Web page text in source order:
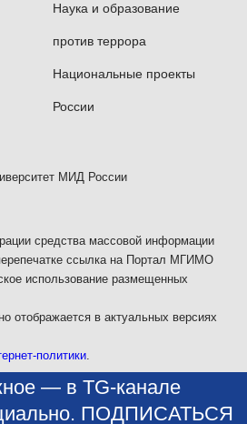
Наука и образование
против террора
Национальные проекты
России
МИД России
средства массовой информации
ссылка на Портал МГИМО
использование размещенных
отображается в актуальных версиях
политики.
— в TG-канале
ПОДПИСАТЬСЯ